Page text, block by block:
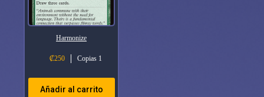
Harmonize
₡250 Copias 1
Añadir al carrito